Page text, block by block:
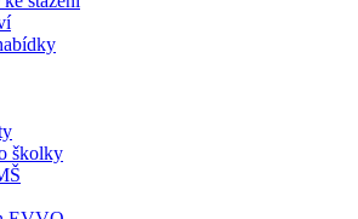
školky